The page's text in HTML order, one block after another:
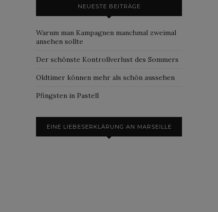
NEUESTE BEITRÄGE
Warum man Kampagnen manchmal zweimal
ansehen sollte
Der schönste Kontrollverlust des Sommers
Oldtimer können mehr als schön aussehen
Pfingsten in Pastell
EINE LIEBESERKLÄRUNG AN MARSEILLE